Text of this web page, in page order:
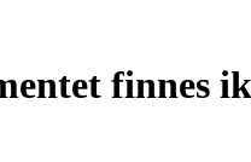
finnes